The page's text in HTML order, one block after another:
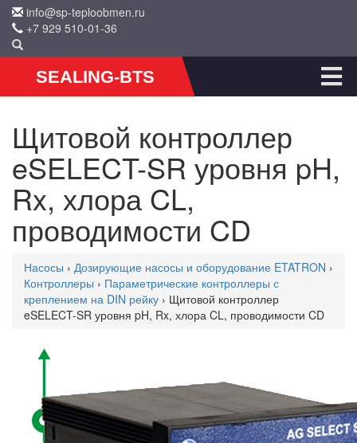
info@sp-teploobmen.ru
+7 929 510-01-36
SEALING-BTS
Щитовой контроллер
eSELECT-SR уровня pH,
Rx, хлора CL,
проводимости CD
Насосы › Дозирующие насосы и оборудование ETATRON ›
Контроллеры › Параметрические контроллеры с
креплением на DIN рейку › Щитовой контроллер
eSELECT-SR уровня pH, Rx, хлора CL, проводимости CD